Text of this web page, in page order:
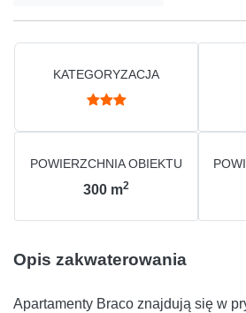
KATEGORYZACJA
POWIERZCHNIA OBIEKTU
300 m2
Opis zakwaterowania
Apartamenty Braco znajdują się w